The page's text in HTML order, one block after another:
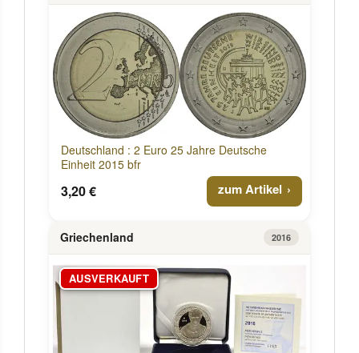
Deutschland : 2 Euro 25 Jahre Deutsche
Einheit 2015 bfr
3,20 € zum Artikel
Griechenland 2016
AUSVERKAUFT